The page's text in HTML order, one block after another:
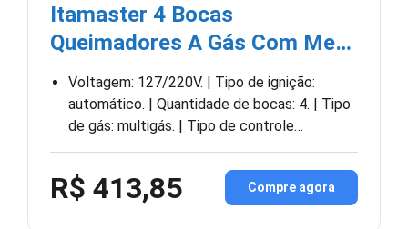
Itamaster 4 Bocas
Queimadores A Gás Com Me…
Voltagem: 127/220V. | Tipo de ignição:
automático. | Quantidade de bocas: 4. | Tipo
de gás: multigás. | Tipo de controle…
R$ 413,85 Compre agora